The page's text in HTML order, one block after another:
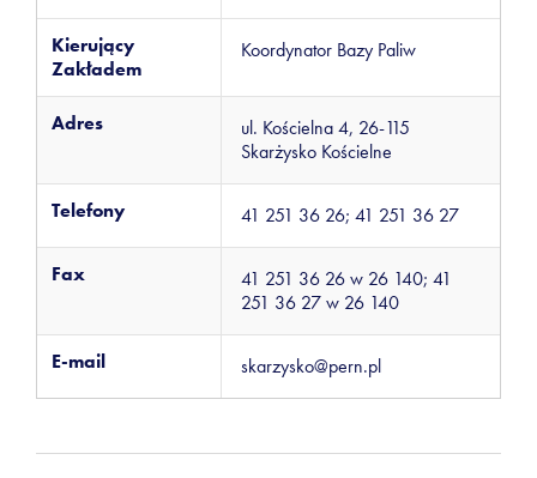
Kierujący
Zakładem
Koordynator Bazy Paliw
Adres
ul. Kościelna 4, 26-115
Skarżysko Kościelne
Telefony 41 251 36 26; 41 251 36 27
Fax
41 251 36 26 w 26 140; 41
251 36 27 w 26 140
E-mail skarzysko@pern.pl